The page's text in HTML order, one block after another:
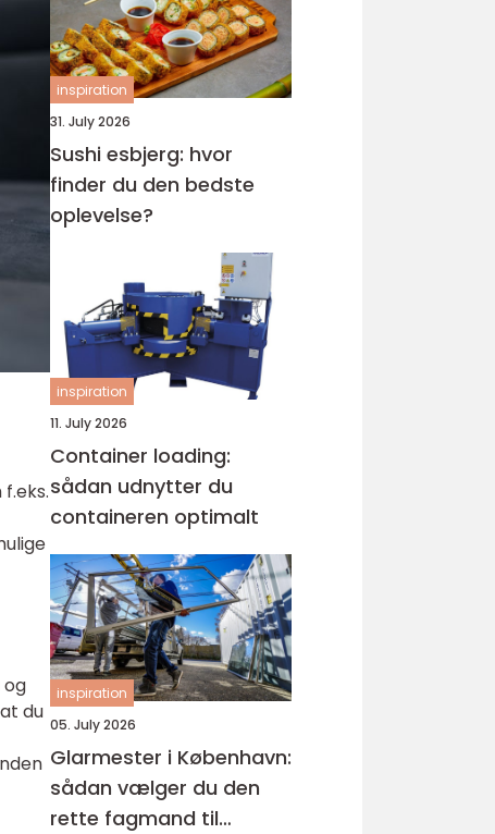
du
inspiration
31. July 2026
Sushi esbjerg: hvor
finder du den bedste
oplevelse?
inspiration
11. July 2026
Container loading:
sådan udnytter du
containeren optimalt
inspiration
05. July 2026
Glarmester i København:
sådan vælger du den
rette fagmand til